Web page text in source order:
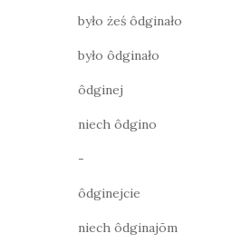
było żeś ôdginało
było ôdginało
ôdginej
niech ôdgino
-
ôdginejcie
niech ôdginajōm